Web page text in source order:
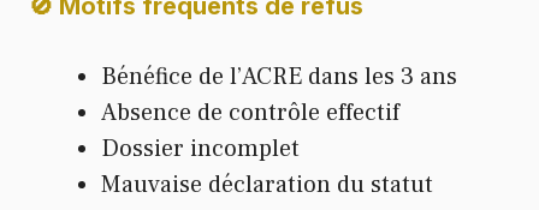
🚫 Motifs fréquents de refus
Bénéfice de l’ACRE dans les 3 ans
Absence de contrôle effectif
Dossier incomplet
Mauvaise déclaration du statut